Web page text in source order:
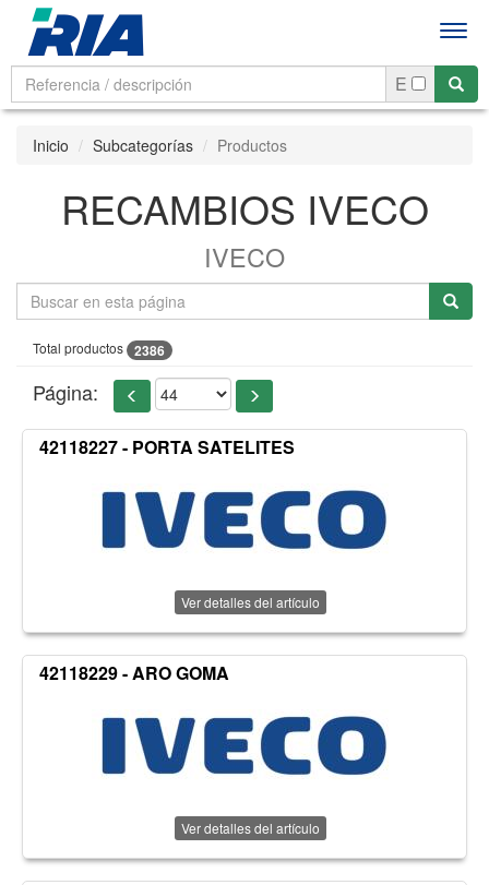
E
Inicio Subcategorías Productos
RECAMBIOS IVECO
IVECO
Total productos 2386
Página:
42118227 - PORTA SATELITES
Ver detalles del artículo
42118229 - ARO GOMA
Ver detalles del artículo